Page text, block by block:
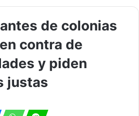
de colonias
contra de
y piden
justas